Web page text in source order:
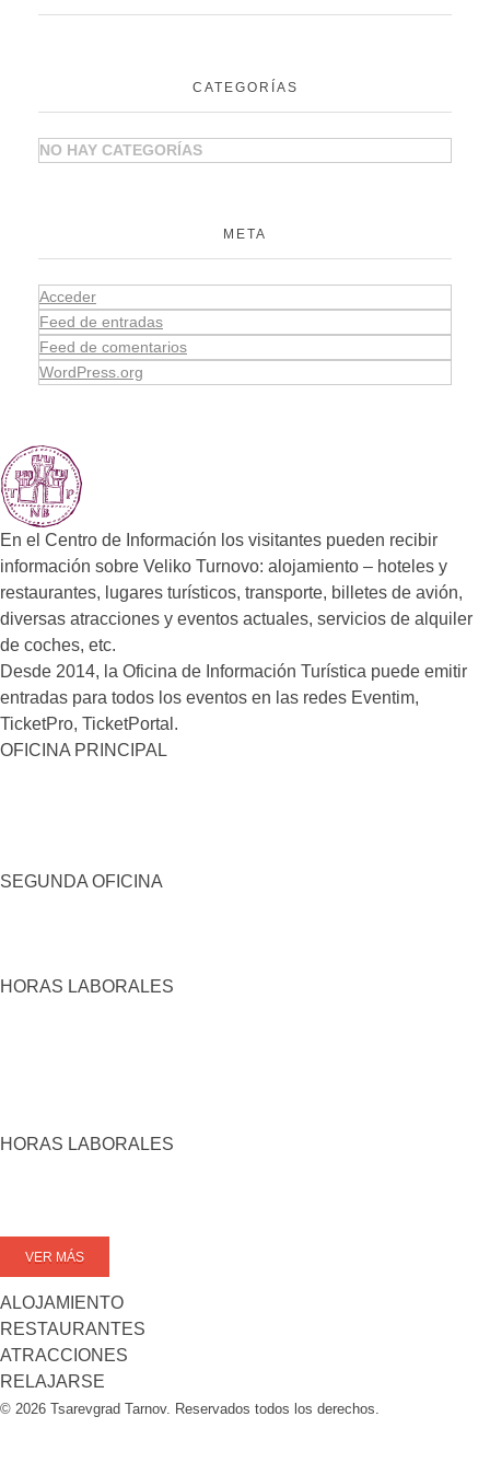
CATEGORÍAS
NO HAY CATEGORÍAS
META
Acceder
Feed de entradas
Feed de comentarios
WordPress.org
En el Centro de Información los visitantes pueden recibir
información sobre Veliko Turnovo: alojamiento – hoteles y
restaurantes, lugares turísticos, transporte, billetes de avión,
diversas atracciones y eventos actuales, servicios de alquiler
de coches, etc.
Desde 2014, la Oficina de Información Turística puede emitir
entradas para todos los eventos en las redes Eventim,
TicketPro, TicketPortal.
OFICINA PRINCIPAL
SEGUNDA OFICINA
HORAS LABORALES
HORAS LABORALES
VER MÁS
ALOJAMIENTO
RESTAURANTES
ATRACCIONES
RELAJARSE
© 2026 Tsarevgrad Tarnov. Reservados todos los derechos.